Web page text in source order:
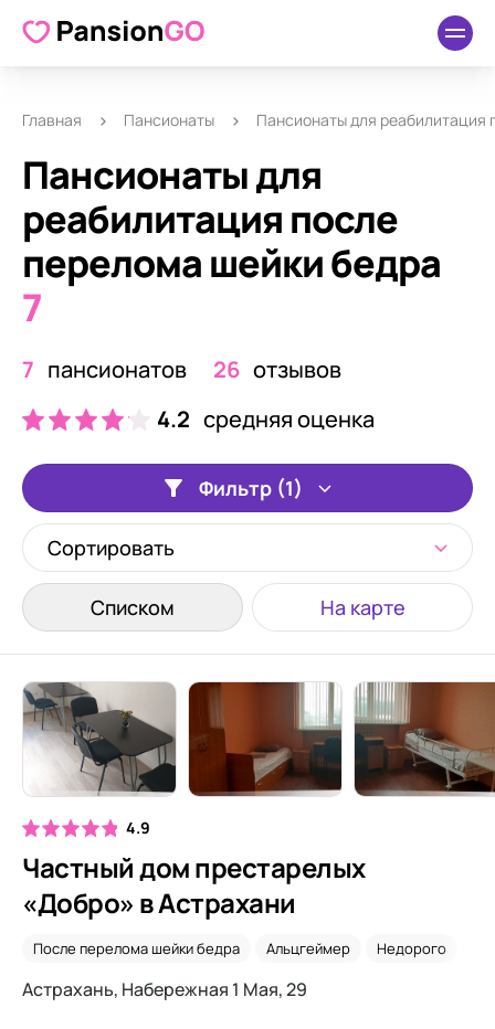
Главная Пансионаты Пансионаты для
Пансионаты для
реабилитация после
перелома шейки бедра
7
7 пансионатов 26 отзывов
4.2 средняя оценка
Фильтр (1)
Сортировать
Списком На карте
4.9
Частный дом престарелых
«Добро» в Астрахани
После перелома шейки бедра Альцгеймер Недорого
Астрахань, Набережная 1 Мая, 29